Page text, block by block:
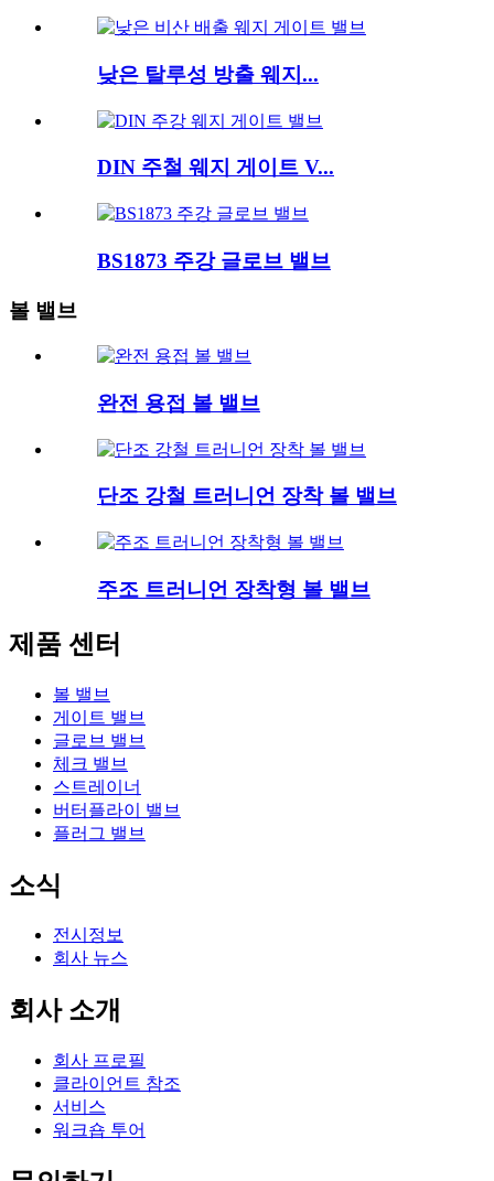
낮은 탈루성 방출 웨지...
DIN 주철 웨지 게이트 V...
BS1873 주강 글로브 밸브
볼 밸브
완전 용접 볼 밸브
단조 강철 트러니언 장착 볼 밸브
주조 트러니언 장착형 볼 밸브
제품 센터
볼 밸브
게이트 밸브
글로브 밸브
체크 밸브
스트레이너
버터플라이 밸브
플러그 밸브
소식
전시정보
회사 뉴스
회사 소개
회사 프로필
클라이언트 참조
서비스
워크숍 투어